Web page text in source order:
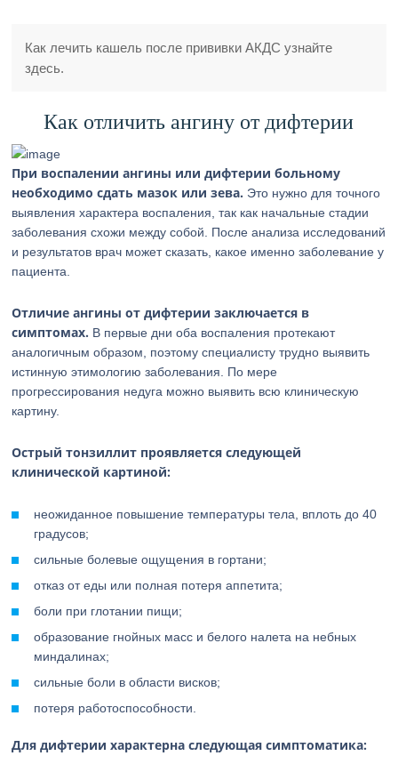
Как лечить кашель после прививки АКДС узнайте
здесь.
Как отличить ангину от дифтерии
При воспалении ангины или дифтерии больному
необходимо сдать мазок или зева. Это нужно для точного
выявления характера воспаления, так как начальные стадии
заболевания схожи между собой. После анализа исследований
и результатов врач может сказать, какое именно заболевание у
пациента.
Отличие ангины от дифтерии заключается в
симптомах. В первые дни оба воспаления протекают
аналогичным образом, поэтому специалисту трудно выявить
истинную этимологию заболевания. По мере
прогрессирования недуга можно выявить всю клиническую
картину.
Острый тонзиллит проявляется следующей
клинической картиной:
неожиданное повышение температуры тела, вплоть до 40
градусов;
сильные болевые ощущения в гортани;
отказ от еды или полная потеря аппетита;
боли при глотании пищи;
образование гнойных масс и белого налета на небных
миндалинах;
сильные боли в области висков;
потеря работоспособности.
Для дифтерии характерна следующая симптоматика: